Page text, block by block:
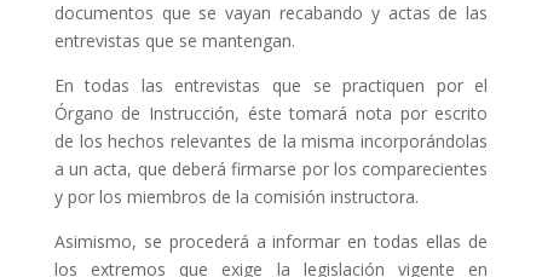
documentos que se vayan recabando y actas de las
entrevistas que se mantengan.
En todas las entrevistas que se practiquen por el
Órgano de Instrucción, éste tomará nota por escrito
de los hechos relevantes de la misma incorporándolas
a un acta, que deberá firmarse por los comparecientes
y por los miembros de la comisión instructora.
Asimismo, se procederá a informar en todas ellas de
los extremos que exige la legislación vigente en